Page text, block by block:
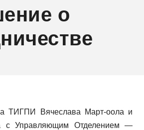
о
ТИГПИ Вячеслава Март-оола и
с Управляющим Отделением —